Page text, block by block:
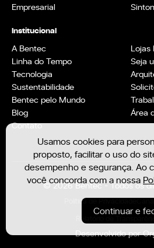
Usamos cookies para
proposto, facilitar o uso do
desempenho e segurança. Ao
você concorda com a nossa
Continuar e
Empresarial
Institucional
A Bentec
Linha do Tempo
Tecnologia
Sustentabilidade
Bentec pelo Mundo
Blog
Contato
Lojas
Seja
Área
© 2026 Bentec - Todos os
Política de Privacidade
Relatório de
Desenvolvido por